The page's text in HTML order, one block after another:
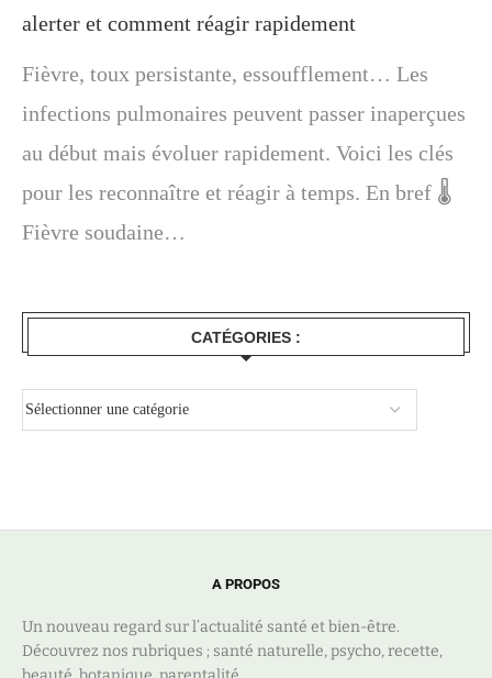
alerter et comment réagir rapidement
Fièvre, toux persistante, essoufflement… Les
infections pulmonaires peuvent passer inaperçues
au début mais évoluer rapidement. Voici les clés
pour les reconnaître et réagir à temps. En bref 🌡️
Fièvre soudaine…
CATÉGORIES :
A PROPOS
Un nouveau regard sur l’actualité santé et bien-être.
Découvrez nos rubriques ; santé naturelle, psycho, recette,